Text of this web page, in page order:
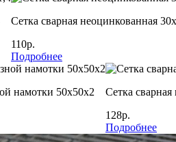
Сетка сварная неоцинкованная
110р.
Подробнее
намотки 50х50х2
Сетка
128р.
Подробнее